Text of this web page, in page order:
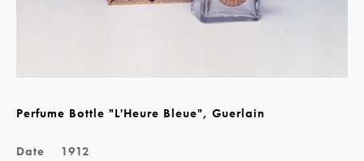
Perfume Bottle "L'Heure Bleue", Guerlain
Date
1912